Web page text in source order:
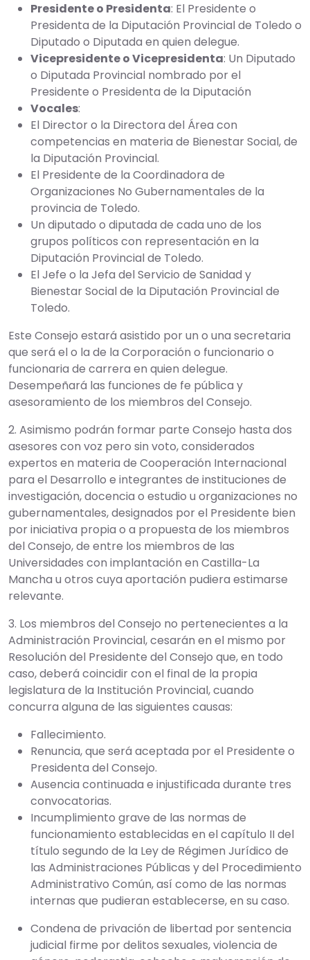
Presidente o Presidenta: El Presidente o
Presidenta de la Diputación Provincial de Toledo o
Diputado o Diputada en quien delegue.
Vicepresidente o Vicepresidenta: Un Diputado
o Diputada Provincial nombrado por el
Presidente o Presidenta de la Diputación
Vocales:
El Director o la Directora del Área con
competencias en materia de Bienestar Social, de
la Diputación Provincial.
El Presidente de la Coordinadora de
Organizaciones No Gubernamentales de la
provincia de Toledo.
Un diputado o diputada de cada uno de los
grupos políticos con representación en la
Diputación Provincial de Toledo.
El Jefe o la Jefa del Servicio de Sanidad y
Bienestar Social de la Diputación Provincial de
Toledo.
Este Consejo estará asistido por un o una secretaria
que será el o la de la Corporación o funcionario o
funcionaria de carrera en quien delegue.
Desempeñará las funciones de fe pública y
asesoramiento de los miembros del Consejo.
2. Asimismo podrán formar parte Consejo hasta dos
asesores con voz pero sin voto, considerados
expertos en materia de Cooperación Internacional
para el Desarrollo e integrantes de instituciones de
investigación, docencia o estudio u organizaciones no
gubernamentales, designados por el Presidente bien
por iniciativa propia o a propuesta de los miembros
del Consejo, de entre los miembros de las
Universidades con implantación en Castilla-La
Mancha u otros cuya aportación pudiera estimarse
relevante.
3. Los miembros del Consejo no pertenecientes a la
Administración Provincial, cesarán en el mismo por
Resolución del Presidente del Consejo que, en todo
caso, deberá coincidir con el final de la propia
legislatura de la Institución Provincial, cuando
concurra alguna de las siguientes causas:
Fallecimiento.
Renuncia, que será aceptada por el Presidente o
Presidenta del Consejo.
Ausencia continuada e injustificada durante tres
convocatorias.
Incumplimiento grave de las normas de
funcionamiento establecidas en el capítulo II del
título segundo de la Ley de Régimen Jurídico de
las Administraciones Públicas y del Procedimiento
Administrativo Común, así como de las normas
internas que pudieran establecerse, en su caso.
Condena de privación de libertad por sentencia
judicial firme por delitos sexuales, violencia de